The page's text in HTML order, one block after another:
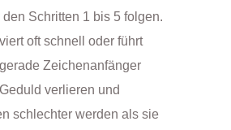
den Schritten 1 bis 5 folgen.
oft schnell oder führt
Zeichenanfänger
verlieren und
schlechter werden als sie